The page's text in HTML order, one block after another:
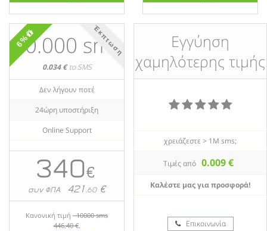
6% Έκπτωση
10.000 sms
0.034 €το SMS
Δεν λήγουν ποτέ
24ώρη υποστήριξη
Online Support
340€
συν ΦΠΑ 421.60€
Κανονική τιμή 10000 sms
446,40 €.
Εγγύηση
χαμηλότερης τιμής
χρειάζεστε > 1M sms;
Tιμές από 0.009 €
Καλέστε μας για προσφορά!
Επικοινωνία